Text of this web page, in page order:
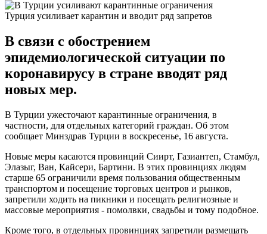
Турция усиливает карантин и вводит ряд запретов
В связи с обострением
эпидемиологической ситуации по
коронавирусу в стране вводят ряд
новых мер.
В Турции ужесточают карантинные ограничения, в
частности, для отдельных категорий граждан. Об этом
сообщает Минздрав Турции в воскресенье, 16 августа.
Новые меры касаются провинций Сиирт, Газиантеп, Стамбул,
Элазыг, Ван, Кайсери, Бартини. В этих провинциях людям
старше 65 ограничили время пользования общественным
транспортом и посещение торговых центров и рынков,
запретили ходить на пикники и посещать религиозные и
массовые мероприятия - помолвки, свадьбы и тому подобное.
Кроме того, в отдельных провинциях запретили размещать